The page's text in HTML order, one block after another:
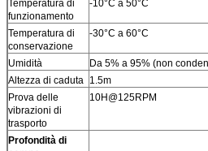
Temperatura di
funzionamento
-10°C a 50°C
Temperatura di
conservazione
-30°C a 60°C
Umidità
Da 5% a 95% (non
Altezza di caduta 1.5m
Prova delle
vibrazioni di
trasporto
10H@125RPM
Profondità di